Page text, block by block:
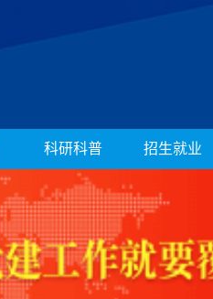
科研科普 招生就业